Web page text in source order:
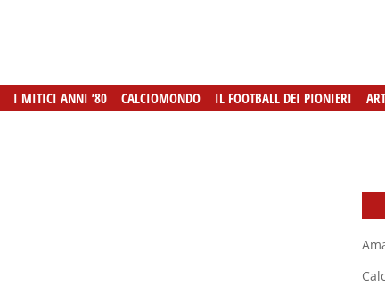
I MITICI ANNI ’80 CALCIOMONDO IL FOOTBALL DEI PIONIERI
I MITICI ANNI ’80 CALCIOMONDO IL FOOTBALL DEI PIONIERI